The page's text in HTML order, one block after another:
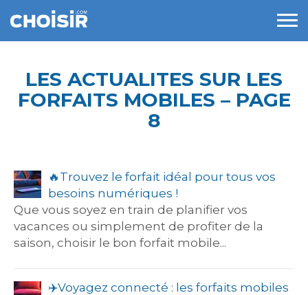
LES ACTUALITES SUR LES
FORFAITS MOBILES – PAGE
8
🔥​Trouvez le forfait idéal pour tous vos
besoins numériques !
Que vous soyez en train de planifier vos
vacances ou simplement de profiter de la
saison, choisir le bon forfait mobile...
✈️​Voyagez connecté : les forfaits mobiles